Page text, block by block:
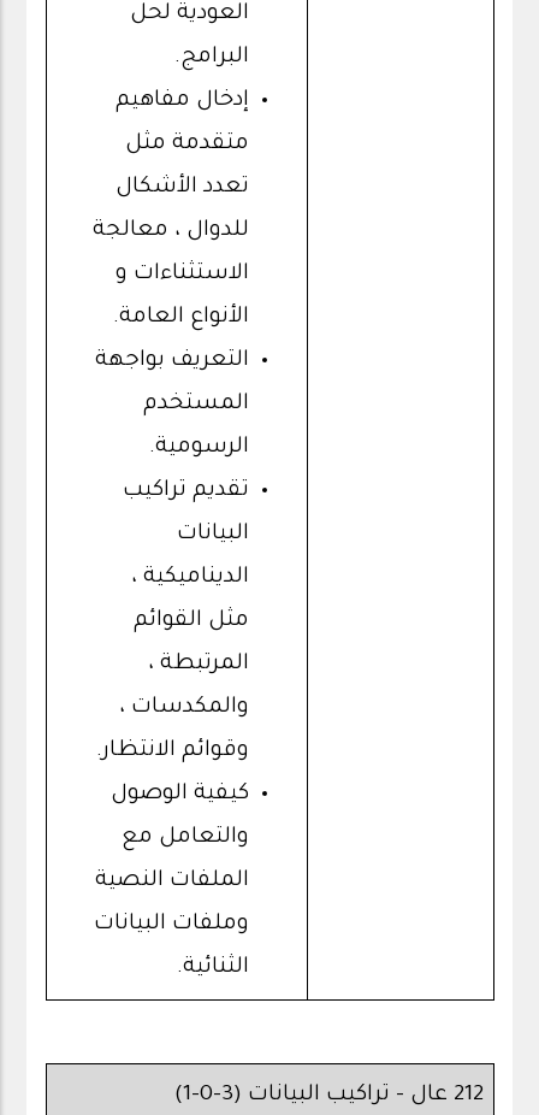
العودية لحل
البرامج.
إدخال مفاهيم
متقدمة مثل
تعدد الأشكال
للدوال ، معالجة
الاستثناءات و
الأنواع العامة.
التعريف بواجهة
المستخدم
الرسومية.
تقديم تراكيب
البيانات
الديناميكية ،
مثل القوائم
المرتبطة ،
والمكدسات ،
وقوائم الانتظار.
كيفية الوصول
والتعامل مع
الملفات النصية
وملفات البيانات
الثنائية.
212 عال - تراكيب البيانات (3-0-1)